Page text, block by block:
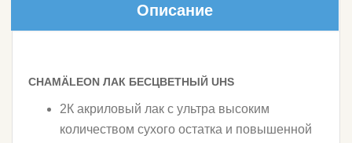
Описание
CHAMÄLEON ЛАК БЕСЦВЕТНЫЙ UHS
2К акриловый лак с ультра высоким
количеством сухого остатка и повышенной